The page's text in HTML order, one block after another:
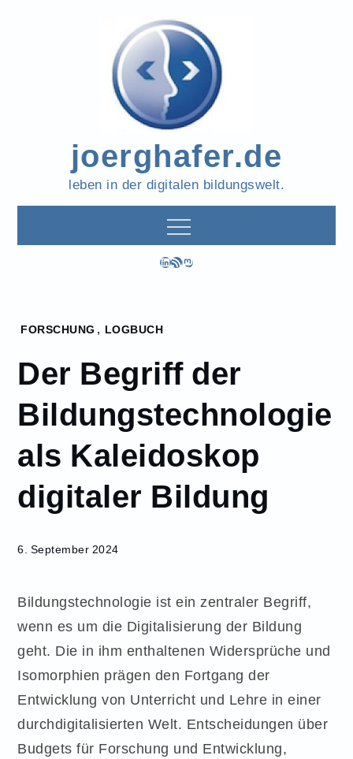
joerghafer.de
leben in der digitalen bildungswelt.
LinkedIn
RSS-FeedMastodon
Home
September
6
Der Begriff der
Bildungstechnologie
als Kaleidoskop
digitaler Bildung
FORSCHUNG , LOGBUCH
Der Begriff der
Bildungstechnologie
als Kaleidoskop
digitaler Bildung
6. September 2024
Bildungstechnologie ist ein zentraler Begriff,
wenn es um die Digitalisierung der Bildung
geht. Die in ihm enthaltenen Widersprüche und
Isomorphien prägen den Fortgang der
Entwicklung von Unterricht und Lehre in einer
durchdigitalisierten Welt. Entscheidungen über
Budgets für Forschung und Entwicklung,